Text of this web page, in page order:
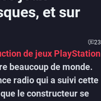
et sur
23
de jeux PlayStation
beaucoup de monde.
radio qui a suivi cette
le constructeur se